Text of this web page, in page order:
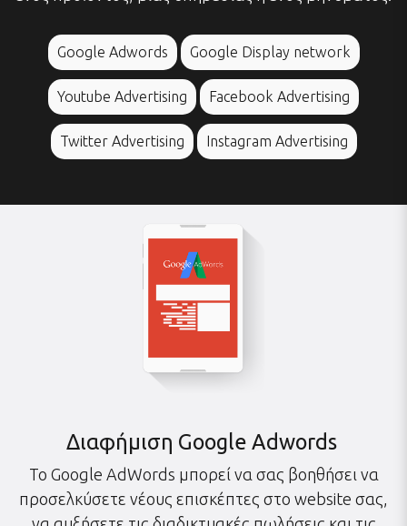
Google Adwords Google Display network
Youtube Advertising Facebook Advertising
Twitter Advertising Instagram Advertising
Διαφήμιση Google Adwords
Το Google AdWords μπορεί να σας βοηθήσει να
προσελκύσετε νέους επισκέπτες στο website σας,